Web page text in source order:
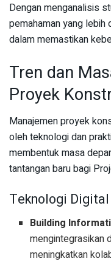
Dengan menganalisis
pemahaman yang
dalam memastikan
Tren dan
Proyek
Manajemen proyek
oleh teknologi dan
membentuk masa
tantangan baru bagi
Teknologi Digital
Building
mengintegrasikan
meningkatkan